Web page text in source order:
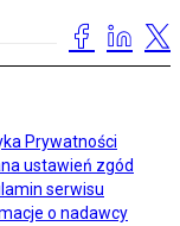
Prywatności
ustawień zgód
serwisu
o nadawcy